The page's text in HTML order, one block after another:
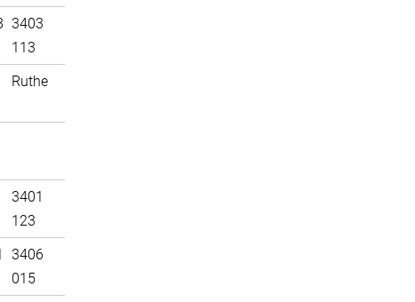
3403
113
Ruthe
3401
123
3406
015